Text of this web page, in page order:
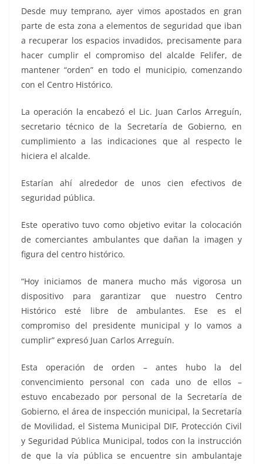
Desde muy temprano, ayer vimos apostados en gran
parte de esta zona a elementos de seguridad que iban
a recuperar los espacios invadidos, precisamente para
hacer cumplir el compromiso del alcalde Felifer, de
mantener “orden” en todo el municipio, comenzando
con el Centro Histórico.
La operación la encabezó el Lic. Juan Carlos Arreguín,
secretario técnico de la Secretaría de Gobierno, en
cumplimiento a las indicaciones que al respecto le
hiciera el alcalde.
Estarían ahí alrededor de unos cien efectivos de
seguridad pública.
Este operativo tuvo como objetivo evitar la colocación
de comerciantes ambulantes que dañan la imagen y
figura del centro histórico.
“Hoy iniciamos de manera mucho más vigorosa un
dispositivo para garantizar que nuestro Centro
Histórico esté libre de ambulantes. Ese es el
compromiso del presidente municipal y lo vamos a
cumplir” expresó Juan Carlos Arreguín.
Esta operación de orden – antes hubo la del
convencimiento personal con cada uno de ellos –
estuvo encabezado por personal de la Secretaría de
Gobierno, el área de inspección municipal, la Secretaría
de Movilidad, el Sistema Municipal DIF, Protección Civil
y Seguridad Pública Municipal, todos con la instrucción
de que la vía pública se encuentre sin ambulantaje